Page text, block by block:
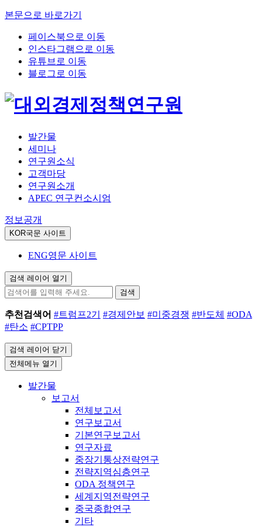
본문으로 바로가기
페이스북으로 이동
인스타그램으로 이동
유튜브로 이동
블로그로 이동
발간물
세미나
연구원소식
고객마당
연구원소개
APEC 연구컨소시엄
정보공개
KOR국문 사이트
ENG영문 사이트
검색 레이어 열기
검색
추천검색어 #트럼프2기 #경제안보 #미중경쟁 #반도체 #ODA
#탄소 #CPTPP
검색 레이어 닫기
전체메뉴 열기
발간물
보고서
전체보고서
연구보고서
기본연구보고서
연구자료
중장기통상전략연구
전략지역심층연구
ODA 정책연구
세계지역전략연구
중국종합연구
기타